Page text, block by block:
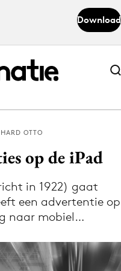
Download
Abonneer nu
Abonneer nu
app
via de Adformatie
OTTO
op de iPad
in 1922) gaat
een advertentie op
naar mobiel…